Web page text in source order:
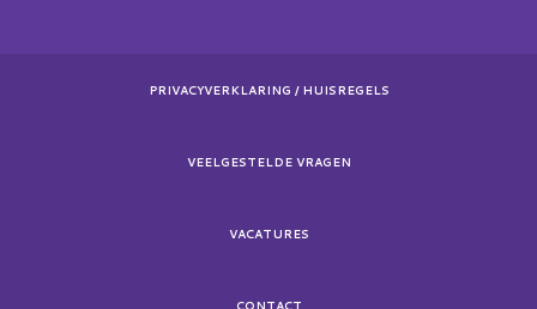
PRIVACYVERKLARING / HUISREGELS
VEELGESTELDE VRAGEN
VACATURES
CONTACT